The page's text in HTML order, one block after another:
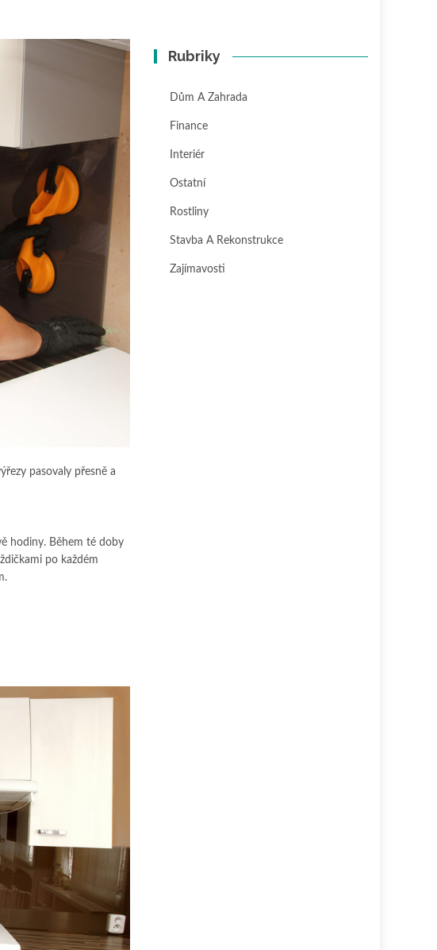
pasovaly přesně a
hodiny. Během té doby
po každém
Rubriky
Dům A Zahrada
Finance
Interiér
Ostatní
Rostliny
Stavba A Rekonstrukce
Zajímavosti